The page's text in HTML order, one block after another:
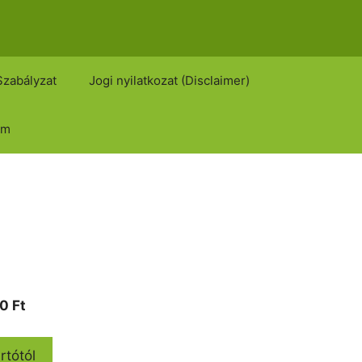
Jogi nyilatkozat (Disclaimer)
FtCurrent
is: